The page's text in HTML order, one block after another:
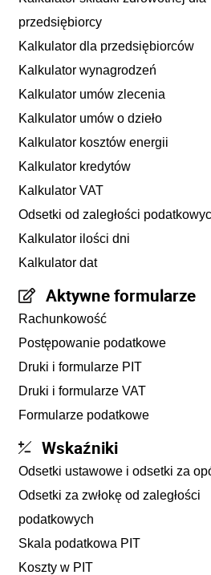
przedsiębiorcy
Kalkulator dla przedsiębiorców
Kalkulator wynagrodzeń
Kalkulator umów zlecenia
Kalkulator umów o dzieło
Kalkulator kosztów energii
Kalkulator kredytów
Kalkulator VAT
Odsetki od zaległości
Kalkulator ilości dni
Kalkulator dat
Aktywne formularze
Rachunkowość
Postępowanie podatkowe
Druki i formularze PIT
Druki i formularze VAT
Formularze podatkowe
Wskaźniki
Odsetki ustawowe i odsetki za
Odsetki za zwłokę od zaległości
podatkowych
Skala podatkowa PIT
Koszty w PIT